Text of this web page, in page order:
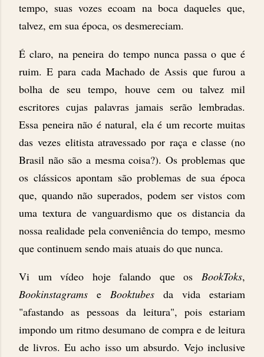
tempo, suas vozes ecoam na boca daqueles que,
talvez, em sua época, os desmereciam.
É claro, na peneira do tempo nunca passa o que é
ruim. E para cada Machado de Assis que furou a
bolha de seu tempo, houve cem ou talvez mil
escritores cujas palavras jamais serão lembradas.
Essa peneira não é natural, ela é um recorte muitas
das vezes elitista atravessado por raça e classe (no
Brasil não são a mesma coisa?). Os problemas que
os clássicos apontam são problemas de sua época
que, quando não superados, podem ser vistos com
uma textura de vanguardismo que os distancia da
nossa realidade pela conveniência do tempo, mesmo
que continuem sendo mais atuais do que nunca.
Vi um vídeo hoje falando que os BookToks,
Bookinstagrams e Booktubes da vida estariam
"afastando as pessoas da leitura", pois estariam
impondo um ritmo desumano de compra e de leitura
de livros. Eu acho isso um absurdo. Vejo inclusive